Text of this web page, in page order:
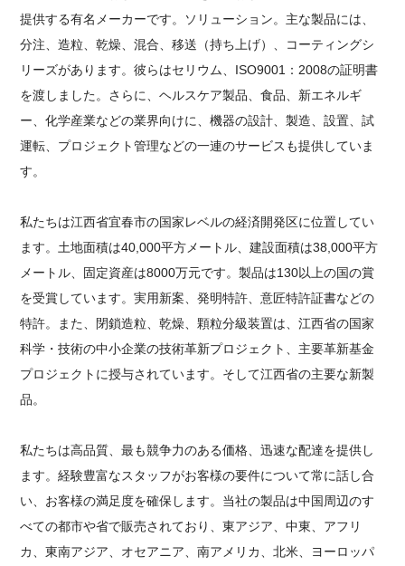
提供する有名メーカーです。ソリューション。主な製品には、
分注、造粒、乾燥、混合、移送（持ち上げ）、コーティングシ
リーズがあります。彼らはセリウム、ISO9001：2008の証明書
を渡しました。さらに、ヘルスケア製品、食品、新エネルギ
ー、化学産業などの業界向けに、機器の設計、製造、設置、試
運転、プロジェクト管理などの一連のサービスも提供していま
す。
私たちは江西省宜春市の国家レベルの経済開発区に位置してい
ます。土地面積は40,000平方メートル、建設面積は38,000平方
メートル、固定資産は8000万元です。製品は130以上の国の賞
を受賞しています。実用新案、発明特許、意匠特許証書などの
特許。また、閉鎖造粒、乾燥、顆粒分級装置は、江西省の国家
科学・技術の中小企業の技術革新プロジェクト、主要革新基金
プロジェクトに授与されています。そして江西省の主要な新製
品。
私たちは高品質、最も競争力のある価格、迅速な配達を提供し
ます。経験豊富なスタッフがお客様の要件について常に話し合
い、お客様の満足度を確保します。当社の製品は中国周辺のす
べての都市や省で販売されており、東アジア、中東、アフリ
カ、東南アジア、オセアニア、南アメリカ、北米、ヨーロッパ